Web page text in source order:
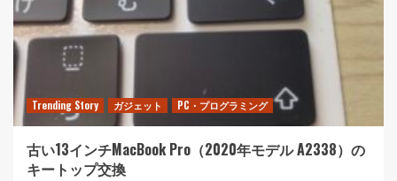
Trending Story ガジェット PC・プログラミング
古い13インチMacBook Pro（2020年モデル A2338）の
キートップ交換